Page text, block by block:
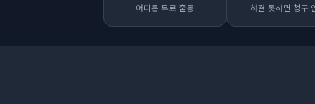
어디든 무료 출동 해결 못하면 청구